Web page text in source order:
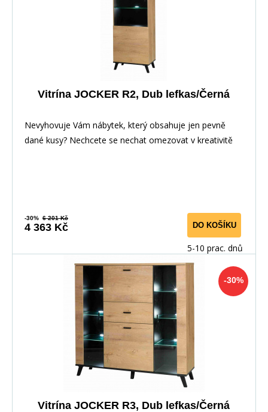
Vitrína JOCKER R2, Dub lefkas/Černá
Nevyhovuje Vám nábytek, který obsahuje jen pevně
dané kusy? Nechcete se nechat omezovat v kreativitě
-30% 6 201 Kč
4 363 Kč DO KOŠÍKU
5-10 prac. dnů
-30%
Vitrína JOCKER R3, Dub lefkas/Černá